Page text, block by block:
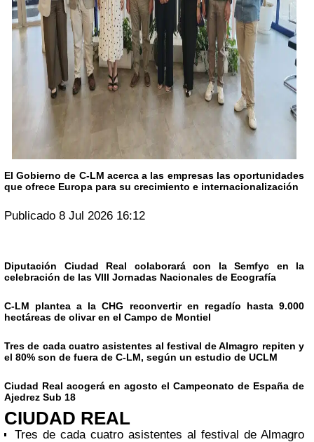
El Gobierno de C-LM acerca a las empresas las oportunidades
que ofrece Europa para su crecimiento e internacionalización
Publicado 8 Jul 2026 16:12
Diputación Ciudad Real colaborará con la Semfyc en la
celebración de las VIII Jornadas Nacionales de Ecografía
C-LM plantea a la CHG reconvertir en regadío hasta 9.000
hectáreas de olivar en el Campo de Montiel
Tres de cada cuatro asistentes al festival de Almagro repiten y
el 80% son de fuera de C-LM, según un estudio de UCLM
Ciudad Real acogerá en agosto el Campeonato de España de
Ajedrez Sub 18
CIUDAD REAL
Tres de cada cuatro asistentes al festival de Almagro